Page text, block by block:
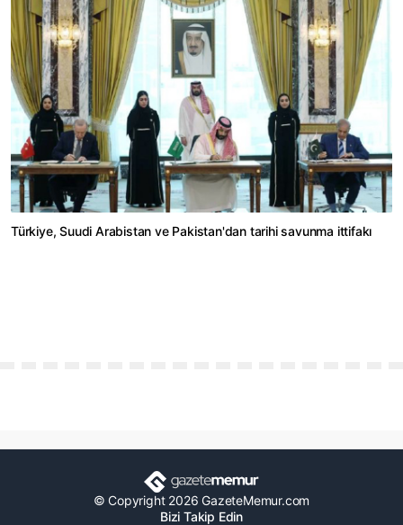
Türkiye, Suudi Arabistan ve Pakistan'dan tarihi savunma ittifakı
© Copyright 2026 GazeteMemur.com
Bizi Takip Edin